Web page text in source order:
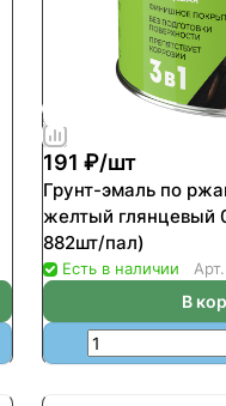
191 ₽/шт
Грунт-эмаль по
желтый глянцевый
882шт/пал)
Есть в наличии Арт.
В